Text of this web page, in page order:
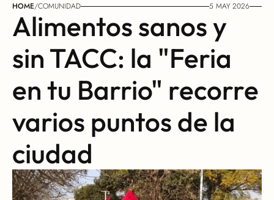
HOME/COMUNIDAD 5 MAY 2026
Alimentos sanos y
sin TACC: la "Feria
en tu Barrio" recorre
varios puntos de la
ciudad